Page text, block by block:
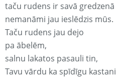
taču rudens ir savā gredzenā
nemanāmi jau ieslēdzis mūs.
Taču rudens jau dejo
pa ābelēm,
salnu lakatos pasauli tin,
Tavu vārdu ka spīdīgu kastani